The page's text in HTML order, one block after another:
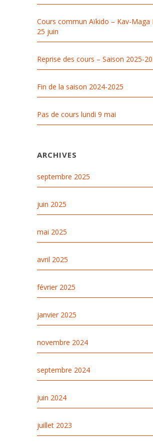
Cours commun Aïkido – Kav-Maga
25 juin
Reprise des cours – Saison 2025-
Fin de la saison 2024-2025
Pas de cours lundi 9 mai
ARCHIVES
septembre 2025
juin 2025
mai 2025
avril 2025
février 2025
janvier 2025
novembre 2024
septembre 2024
juin 2024
juillet 2023